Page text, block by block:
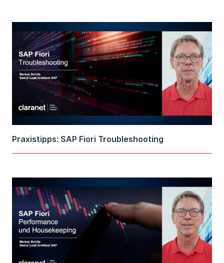
Praxistipps: SAP Fiori Troubleshooting